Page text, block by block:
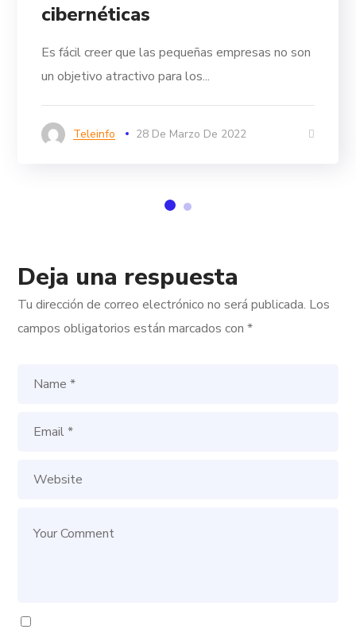
cibernéticas
Es fácil creer que las pequeñas empresas no son
un objetivo atractivo para los...
Teleinfo 28 De Marzo De 2022
Deja una respuesta
Tu dirección de correo electrónico no será publicada. Los
campos obligatorios están marcados con*